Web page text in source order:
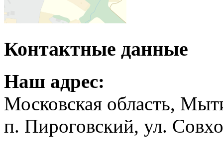
Контактные данные
Наш адрес:
Московская область,
п. Пироговский, ул.